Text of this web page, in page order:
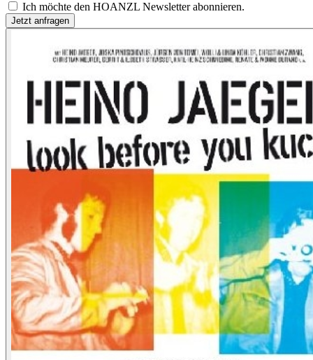
Ich möchte den HOANZL Newsletter abonnieren.